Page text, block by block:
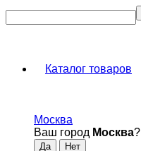
Каталог товаров
Москва
Ваш город Москва?